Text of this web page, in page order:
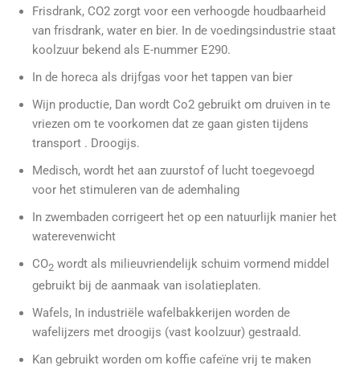
Frisdrank, CO2 zorgt voor een verhoogde houdbaarheid
van frisdrank, water en bier. In de voedingsindustrie staat
koolzuur bekend als E-nummer E290.
In de horeca als drijfgas voor het tappen van bier
Wijn productie, Dan wordt Co2 gebruikt om druiven in te
vriezen om te voorkomen dat ze gaan gisten tijdens
transport . Droogijs.
Medisch, wordt het aan zuurstof of lucht toegevoegd
voor het stimuleren van de ademhaling
In zwembaden corrigeert het op een natuurlijk manier het
waterevenwicht
CO2 wordt als milieuvriendelijk schuim vormend middel
gebruikt bij de aanmaak van isolatieplaten.
Wafels, In industriële wafelbakkerijen worden de
wafelijzers met droogijs (vast koolzuur) gestraald.
Kan gebruikt worden om koffie cafeïne vrij te maken